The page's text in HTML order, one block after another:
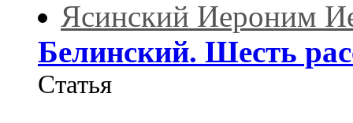
Ясинский Иероним
Белинский. Шесть
Статья